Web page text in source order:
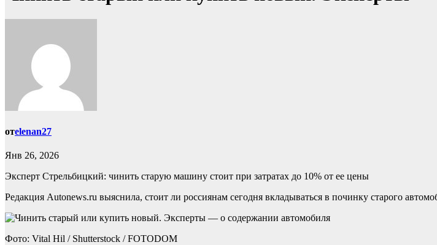
отelenan27
Янв 26, 2026
Эксперт Стрельбицкий: чинить старую машину стоит при затратах до 10% от ее цены
Редакция Autonews.ru выяснила, стоит ли россиянам сегодня вкладываться в починку старого
Фото: Vital Hil / Shutterstock / FOTODOM